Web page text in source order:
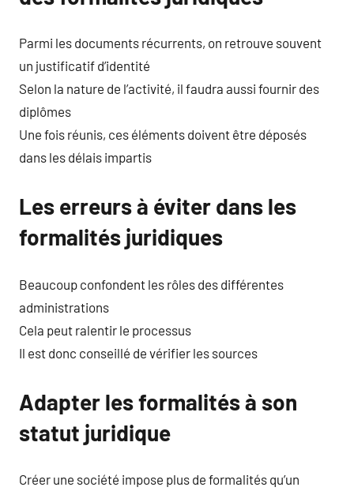
Parmi les documents récurrents, on retrouve souvent
un justificatif d’identité
Selon la nature de l’activité, il faudra aussi fournir des
diplômes
Une fois réunis, ces éléments doivent être déposés
dans les délais impartis
Les erreurs à éviter dans les
formalités juridiques
Beaucoup confondent les rôles des différentes
administrations
Cela peut ralentir le processus
Il est donc conseillé de vérifier les sources
Adapter les formalités à son
statut juridique
Créer une société impose plus de formalités qu’un